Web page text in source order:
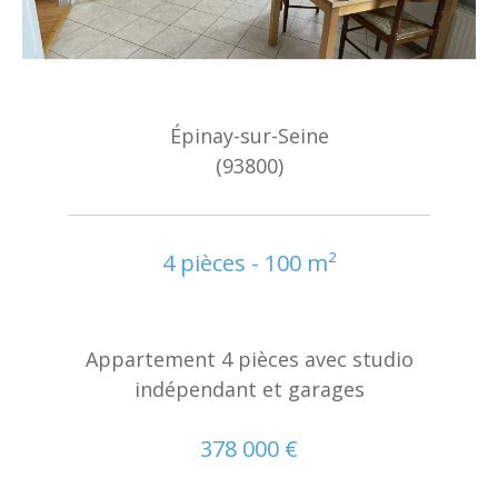
Épinay-sur-Seine
(93800)
4 pièces - 100 m²
Appartement 4 pièces avec studio
indépendant et garages
378 000 €